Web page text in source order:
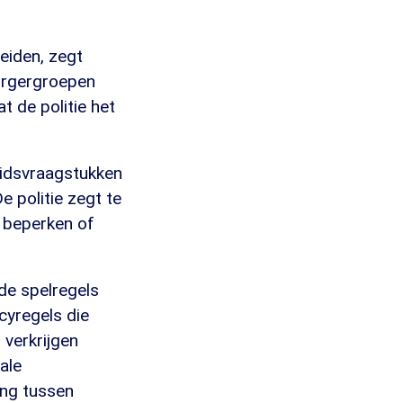
zegt
de politie het
politie zegt te
of
spelregels
die
tussen